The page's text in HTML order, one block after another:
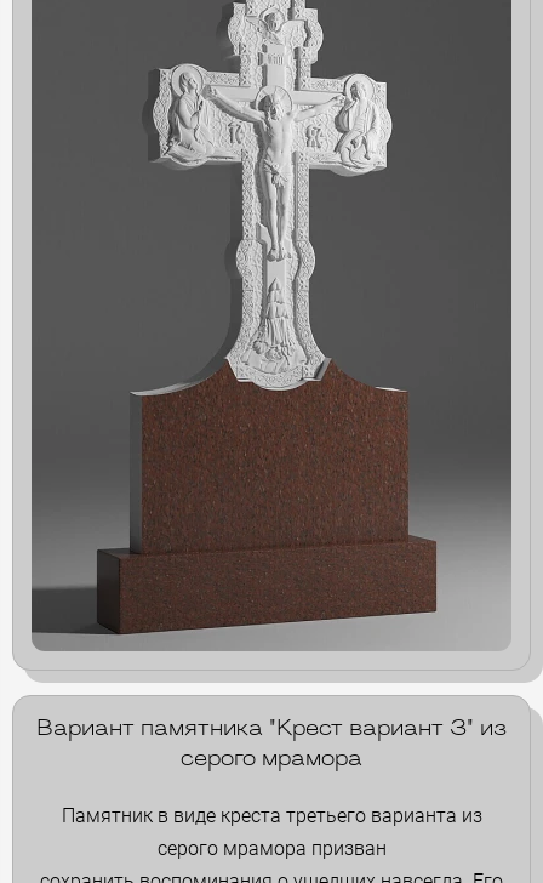
Вариант памятника "Крест вариант 3" из
серого мрамора
Памятник в виде креста третьего варианта из
серого мрамора призван